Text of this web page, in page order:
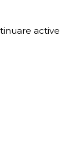
active